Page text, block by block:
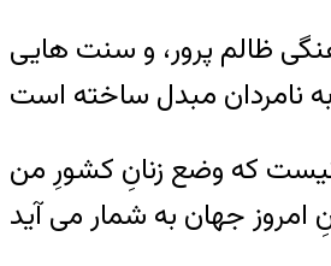
ظالم پرور، و سنت هایی
که وضع زنانِ کشورِ من